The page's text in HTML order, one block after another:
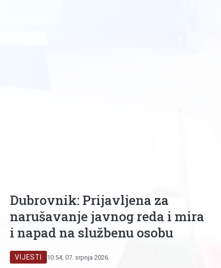
Dubrovnik: Prijavljena za
narušavanje javnog reda i mira
i napad na službenu osobu
VIJESTI 10:54, 07. srpnja 2026.